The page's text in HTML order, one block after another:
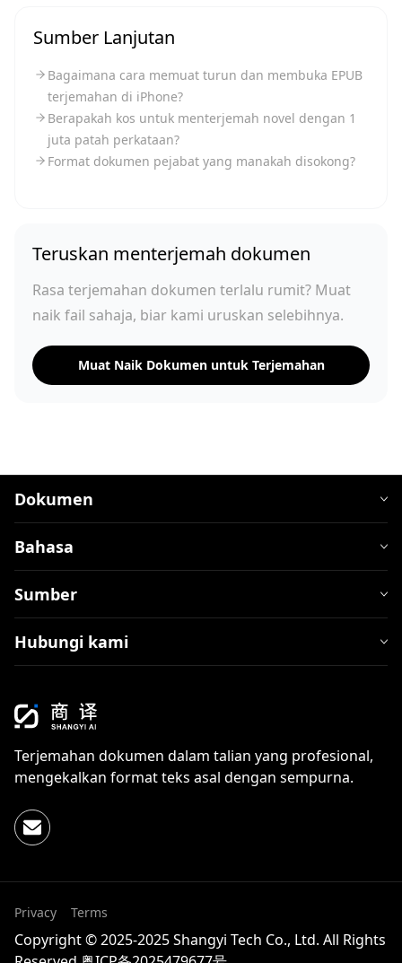
Sumber Lanjutan
Bagaimana cara memuat turun dan membuka EPUB
terjemahan di iPhone?
Berapakah kos untuk menterjemah novel dengan 1
juta patah perkataan?
Format dokumen pejabat yang manakah disokong?
Teruskan menterjemah dokumen
Rasa terjemahan dokumen terlalu rumit? Muat
naik fail sahaja, biar kami uruskan selebihnya.
Muat Naik Dokumen untuk Terjemahan
Dokumen
Bahasa
Sumber
Hubungi kami
Terjemahan dokumen dalam talian yang profesional,
mengekalkan format teks asal dengan sempurna.
Privacy Terms
Copyright © 2025-2025 Shangyi Tech Co., Ltd. All Rights